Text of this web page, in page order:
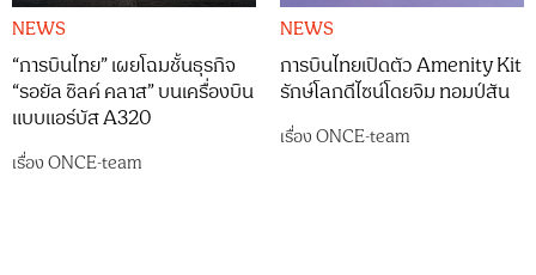
NEWS
“การบินไทย” เผยโฉมชั้นธุรกิจ
“รอยัล ซิลค์ คลาส” บนเครื่องบิน
แบบแอร์บัส A320
เรื่องONCE-team
NEWS
การบินไทยเปิดตัว Amenity Kit
รักษ์โลกดีไซน์โดยจิม ทอมป์สัน
เรื่องONCE-team